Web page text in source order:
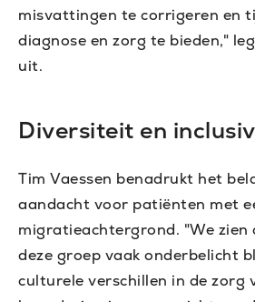
misvattingen te corrigeren en
diagnose en zorg te bieden,"
uit.
Diversiteit en
Tim Vaessen benadrukt het
aandacht voor patiënten met
migratieachtergrond. "We zien
deze groep vaak onderbelicht
culturele verschillen in de zorg